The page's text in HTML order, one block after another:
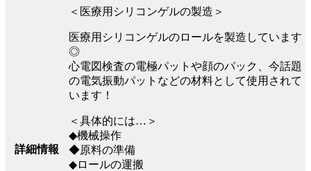
詳細情報
＜医療用シリコンゲルの製造＞
医療用シリコンゲルのロールを製造しています
◎
心電図検査の電極パットや顔のパック、今話題
の電気振動パットなどの材料として使用されて
います！
＜具体的には…＞
◆機械操作
◆原料の準備
◆ロールの運搬